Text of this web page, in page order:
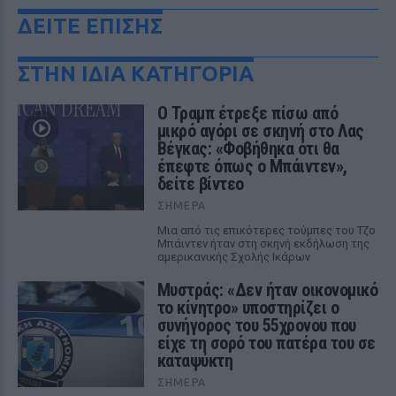
ΔΕΙΤΕ ΕΠΙΣΗΣ
ΣΤΗΝ ΙΔΙΑ ΚΑΤΗΓΟΡΙΑ
Ο Τραμπ έτρεξε πίσω από
μικρό αγόρι σε σκηνή στο Λας
Βέγκας: «Φοβήθηκα ότι θα
έπεφτε όπως ο Μπάιντεν»,
δείτε βίντεο
ΣΉΜΕΡΑ
Μια από τις επικότερες τούμπες του Τζο
Μπάιντεν ήταν στη σκηνή εκδήλωση της
αμερικανικής Σχολής Ικάρων
Μυστράς: «Δεν ήταν οικονομικό
το κίνητρο» υποστηρίζει ο
συνήγορος του 55χρονου που
είχε τη σορό του πατέρα του σε
καταψύκτη
ΣΉΜΕΡΑ